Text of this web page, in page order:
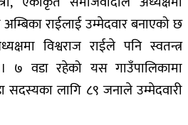
राईलाई उम्मेदवार बनाएको छ
विश्वराज राईले पनि स्वतन्त्र
७ वडा रहेको यस गाउँपालिकामा
सदस्यका लागि ८९ जनाले उम्मेदवारी